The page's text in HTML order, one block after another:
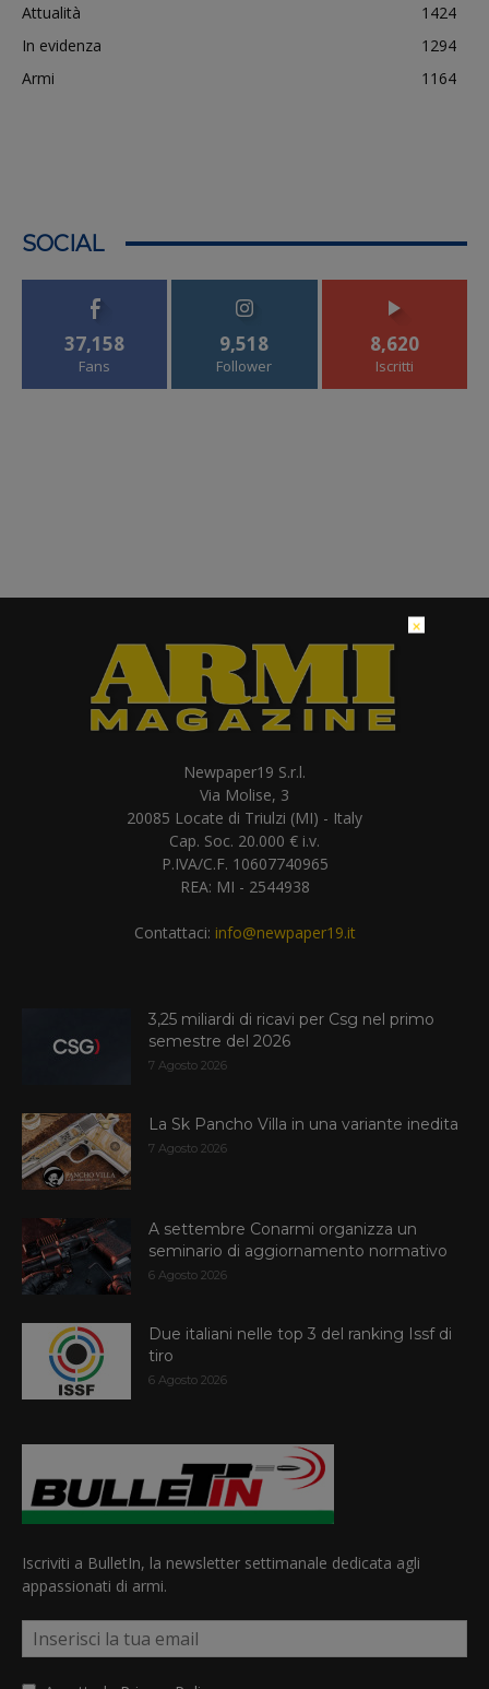
Attualità
1424
In evidenza
1294
Armi
1164
SOCIAL
37,158
Fans
9,518
Follower
8,620
Iscritti
Newpaper19 S.r.l.
Via Molise, 3
20085 Locate di Triulzi (MI) - Italy
Cap. Soc. 20.000 € i.v.
P.IVA/C.F. 10607740965
REA: MI - 2544938
Contattaci: info@newpaper19.it
3,25 miliardi di ricavi per Csg nel primo
semestre del 2026
7 Agosto 2026
La Sk Pancho Villa in una variante inedita
7 Agosto 2026
A settembre Conarmi organizza un
seminario di aggiornamento normativo
6 Agosto 2026
Due italiani nelle top 3 del ranking Issf di
tiro
6 Agosto 2026
Iscriviti a BulletIn, la newsletter settimanale dedicata agli
appassionati di armi.
×